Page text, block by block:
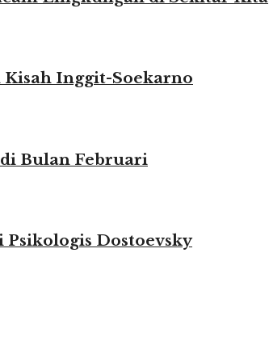
Inggit-Soekarno
Bulan Februari
Dostoevsky